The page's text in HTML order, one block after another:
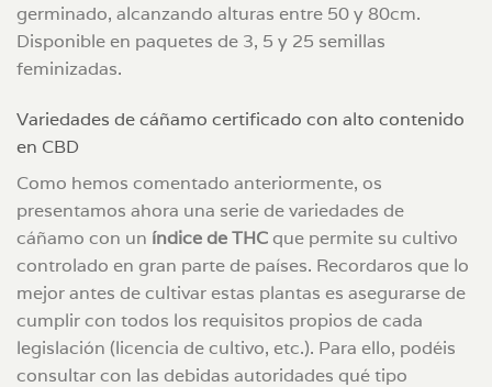
germinado, alcanzando alturas entre 50 y 80cm.
Disponible en paquetes de 3, 5 y 25 semillas
feminizadas.
Variedades de cáñamo certificado con alto contenido
en CBD
Como hemos comentado anteriormente, os
presentamos ahora una serie de variedades de
cáñamo con un índice de THCque permite su cultivo
controlado en gran parte de países. Recordaros que lo
mejor antes de cultivar estas plantas es asegurarse de
cumplir con todos los requisitos propios de cada
legislación (licencia de cultivo, etc.). Para ello, podéis
consultar con las debidas autoridades qué tipo